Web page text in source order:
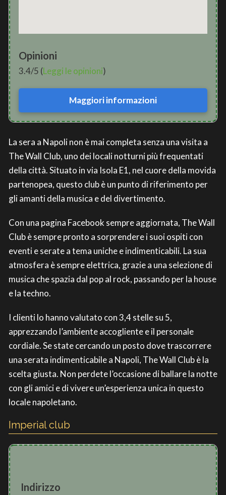
Opinioni
3.4/5 (Leggi le opinioni)
Maggiori informazioni
La sera a Napoli non è mai completa senza una visita a
The Wall Club, uno dei locali notturni più frequentati
della città. Situato in via Isola E1, nel cuore della movida
partenopea, questo club è un punto di riferimento per
gli amanti della musica e del divertimento.
Con una pagina Facebook sempre aggiornata, The Wall
Club è sempre pronto a sorprendere i suoi ospiti con
eventi e serate a tema uniche e indimenticabili. La sua
atmosfera è sempre elettrica, grazie a una selezione di
musica che spazia dal pop al rock, passando per la house
e la techno.
I clienti lo hanno valutato con 3,4 stelle su 5,
apprezzando l’ambiente accogliente e il personale
cordiale. Se state cercando un posto dove trascorrere
una serata indimenticabile a Napoli, The Wall Club è la
scelta giusta. Non perdete l’occasione di ballare la notte
con gli amici e di vivere un’esperienza unica in questo
locale napoletano.
Imperial club
Indirizzo